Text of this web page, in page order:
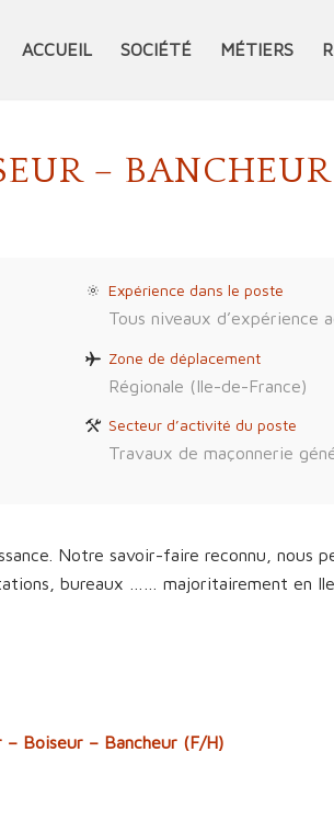
ACCUEIL SOCIÉTÉ MÉTIERS
–
Expérience dans le poste
Tous niveaux d’expérience
Zone de déplacement
Régionale (Ile-de-France)
Secteur d’activité du poste
Travaux de maçonnerie
Notre savoir-faire reconnu, nous
bureaux …… majoritairement en
Boiseur – Bancheur(F/H)